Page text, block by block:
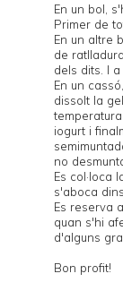
En un bol,
Primer de
En un altre
de
dels dits. I
En un
dissolt la
iogurt i
no
Es col·loca
s'aboca
Es reserva
quan s'hi
d'alguns
Bon profit!